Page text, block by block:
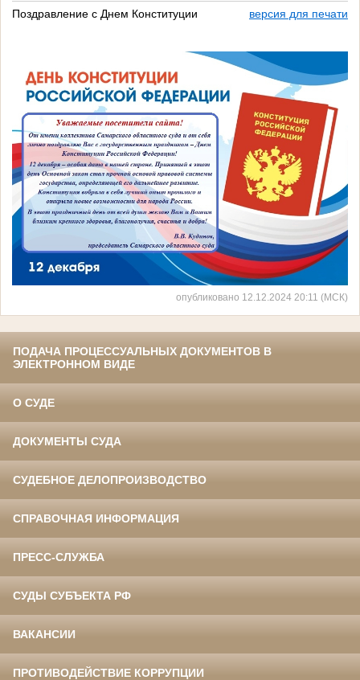
Поздравление с Днем Конституции
версия для печати
опубликовано 12.12.2024 20:11 (МСК)
ПОДАЧА ПРОЦЕССУАЛЬНЫХ ДОКУМЕНТОВ В
ЭЛЕКТРОННОМ ВИДЕ
О СУДЕ
ДОКУМЕНТЫ СУДА
СУДЕБНОЕ ДЕЛОПРОИЗВОДСТВО
СПРАВОЧНАЯ ИНФОРМАЦИЯ
ПРЕСС-СЛУЖБА
СУДЫ СУБЪЕКТА РФ
ВАКАНСИИ
ПРОТИВОДЕЙСТВИЕ КОРРУПЦИИ